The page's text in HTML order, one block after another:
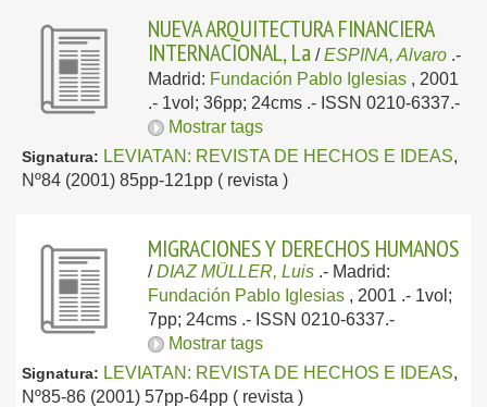
NUEVA ARQUITECTURA FINANCIERA
INTERNACIONAL, La /ESPINA, Alvaro .-
Madrid: Fundación Pablo Iglesias , 2001
.- 1vol; 36pp; 24cms .- ISSN 0210-6337.-
Mostrar tags
Signatura: LEVIATAN: REVISTA DE HECHOS E IDEAS,
Nº84 (2001) 85pp-121pp ( revista )
MIGRACIONES Y DERECHOS HUMANOS
/DIAZ MÜLLER, Luis .- Madrid:
Fundación Pablo Iglesias , 2001 .- 1vol;
7pp; 24cms .- ISSN 0210-6337.-
Mostrar tags
Signatura: LEVIATAN: REVISTA DE HECHOS E IDEAS,
Nº85-86 (2001) 57pp-64pp ( revista )